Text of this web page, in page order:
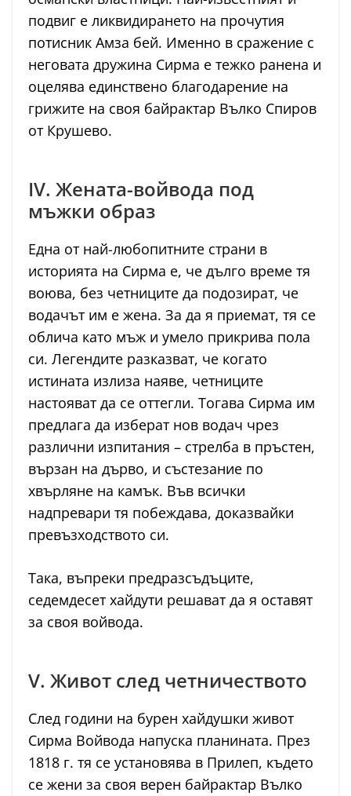
подвиг е ликвидирането на прочутия
потисник Амза бей. Именно в сражение с
неговата дружина Сирма е тежко ранена и
оцелява единствено благодарение на
грижите на своя байрактар Вълко Спиров
от Крушево.
IV. Жената-войвода под
мъжки образ
Една от най-любопитните страни в
историята на Сирма е, че дълго време тя
воюва, без четниците да подозират, че
водачът им е жена. За да я приемат, тя се
облича като мъж и умело прикрива пола
си. Легендите разказват, че когато
истината излиза наяве, четниците
настояват да се оттегли. Тогава Сирма им
предлага да изберат нов водач чрез
различни изпитания – стрелба в пръстен,
вързан на дърво, и състезание по
хвърляне на камък. Във всички
надпревари тя побеждава, доказвайки
превъзходството си.
Така, въпреки предразсъдъците,
седемдесет хайдути решават да я оставят
за своя войвода.
V. Живот след четничеството
След години на бурен хайдушки живот
Сирма Войвода напуска планината. През
1818 г. тя се установява в Прилеп, където
се жени за своя верен байрактар Вълко